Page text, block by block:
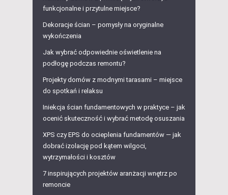
funkcjonalne i przytulne miejsce?
Dekoracje ścian – pomysły na oryginalne
wykończenia
Jak wybrać odpowiednie oświetlenie na
podłogę podczas remontu?
Projekty domów z modnymi tarasami – miejsce
do spotkań i relaksu
Iniekcja ścian fundamentowych w praktyce – jak
ocenić skuteczność i wybrać metodę osuszania
XPS czy EPS do ocieplenia fundamentów — jak
dobrać izolację pod kątem wilgoci,
wytrzymałości i kosztów
7 inspirujących projektów aranżacji wnętrz po
remoncie